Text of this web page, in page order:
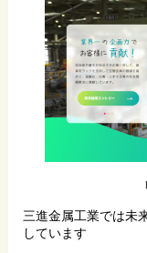
三進金属工業では未
しています